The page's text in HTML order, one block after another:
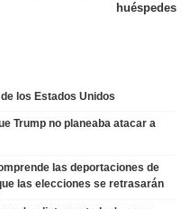
huéspedes
los Estados Unidos
Trump no planeaba atacar a
las deportaciones de
las elecciones se retrasarán